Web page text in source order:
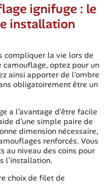
ignifuge : le
installation
compliquer la vie lors de
optez pour un
ainsi apporter de l’ombre
obligatoirement être un
a l’avantage d’être facile
d’une simple paire de
dimension nécessaire,
renforcés. Vous
au niveau des coins pour
l’installation.
choix de filet de